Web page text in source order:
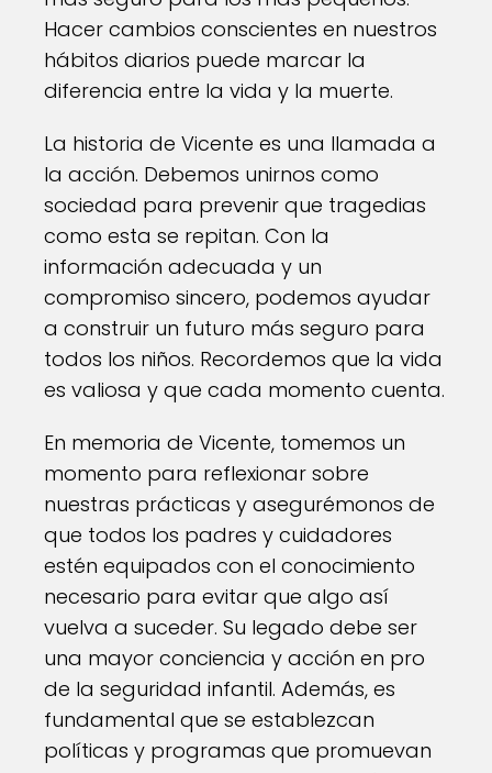
Hacer cambios conscientes en nuestros
hábitos diarios puede marcar la
diferencia entre la vida y la muerte.
La historia de Vicente es una llamada a
la acción. Debemos unirnos como
sociedad para prevenir que tragedias
como esta se repitan. Con la
información adecuada y un
compromiso sincero, podemos ayudar
a construir un futuro más seguro para
todos los niños. Recordemos que la vida
es valiosa y que cada momento cuenta.
En memoria de Vicente, tomemos un
momento para reflexionar sobre
nuestras prácticas y asegurémonos de
que todos los padres y cuidadores
estén equipados con el conocimiento
necesario para evitar que algo así
vuelva a suceder. Su legado debe ser
una mayor conciencia y acción en pro
de la seguridad infantil. Además, es
fundamental que se establezcan
políticas y programas que promuevan